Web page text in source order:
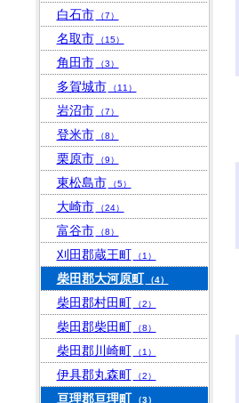
白石市 （7）
名取市 （15）
角田市 （3）
多賀城市 （11）
岩沼市 （7）
登米市 （8）
栗原市 （9）
東松島市 （5）
大崎市 （24）
富谷市 （8）
刈田郡蔵王町 （1）
柴田郡大河原町 （4）
柴田郡村田町 （2）
柴田郡柴田町 （8）
柴田郡川崎町 （1）
伊具郡丸森町 （2）
亘理郡亘理町 （3）